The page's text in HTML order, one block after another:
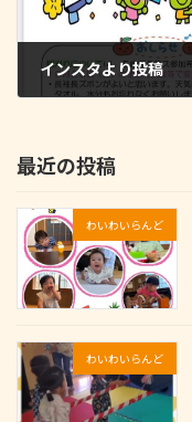
インスタより投稿
最近の投稿
わいわいらんど
わいわいらんど